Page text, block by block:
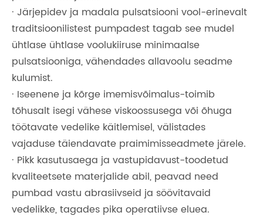
· Järjepidev ja madala pulsatsiooni vool-erinevalt
traditsioonilistest pumpadest tagab see mudel
ühtlase ühtlase voolukiiruse minimaalse
pulsatsiooniga, vähendades allavoolu seadme
kulumist.
· Iseenene ja kõrge imemisvõimalus-toimib
tõhusalt isegi vähese viskoossusega või õhuga
töötavate vedelike käitlemisel, välistades
vajaduse täiendavate praimimisseadmete järele.
· Pikk kasutusaega ja vastupidavust-toodetud
kvaliteetsete materjalide abil, peavad need
pumbad vastu abrasiivseid ja söövitavaid
vedelikke, tagades pika operatiivse eluea.